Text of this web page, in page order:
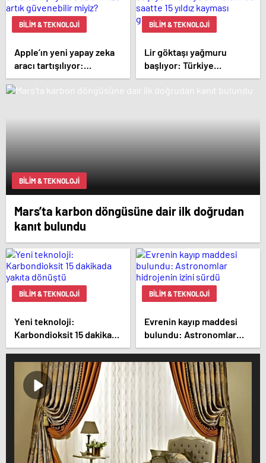
BILIM & TEKNOLOJI
Apple’ın yeni yapay zeka
aracı tartışılıyor:
Gözlerimize artık
güvenebilir miyiz?
BILIM & TEKNOLOJI
Lir göktaşı yağmuru
başlıyor: Türkiye
semalarında saatte 15
yıldız kayması
BILIM & TEKNOLOJI
Mars’ta karbon döngüsüne dair ilk doğrudan
kanıt bulundu
BILIM & TEKNOLOJI
Yeni teknoloji:
Karbondioksit 15 dakikada
yakıta dönüştü
BILIM & TEKNOLOJI
Evrenin kayıp maddesi
bulundu: Astronomlar
hidrojenin izini sürdü